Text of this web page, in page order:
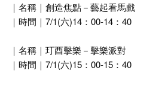
｜名稱｜創造焦點－藝起看馬戲
｜時間｜7/1(六)14：00-14：40
｜名稱｜玎酉擊樂－擊樂派對
｜時間｜7/1(六)15：00-15：40